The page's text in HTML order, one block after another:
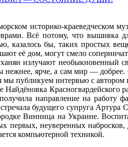
историко-краеведческом
Всё потому, что вышивка
казалось бы, таких простых
её дом, могут смело
излучают необыкновенный
нежнее, ярче, а сам мир —
мы публикуем интервью с
Найдёновка
направление на работу
будущего супруга
Винница на Украине.
неуверенных
компьютерной техникой.